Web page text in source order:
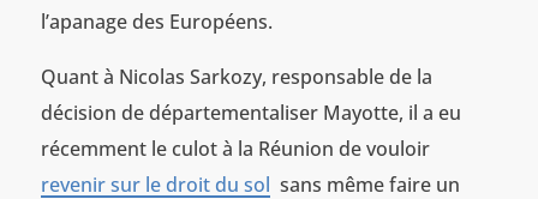
l’apanage des Européens.
Quant à Nicolas Sarkozy, responsable de la
décision de départementaliser Mayotte, il a eu
récemment le culot à la Réunion de vouloir
revenir sur le droit du sol sans même faire un